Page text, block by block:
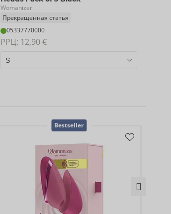
Womanizer
Прекращенная статья
05337770000
РРЦ: 12,90 €
Bestseller